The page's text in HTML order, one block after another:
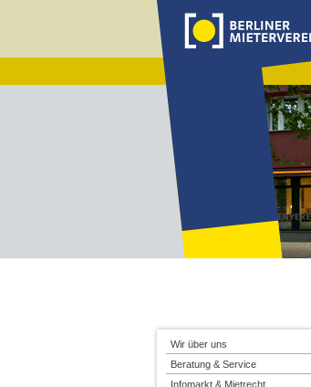
Wir über uns
Beratung & Service
Infomarkt & Mietrecht